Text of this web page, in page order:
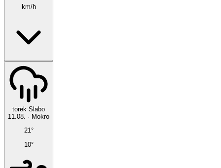
km/h
torek Slabo
11.08. · Mokro
21°
10°